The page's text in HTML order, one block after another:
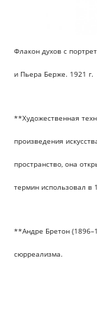
Флакон духов с
и Пьера Берже. 1921 г.
**Художественная
произведения
пространство, она
термин использовал
**Андре Бретон
сюрреализма.